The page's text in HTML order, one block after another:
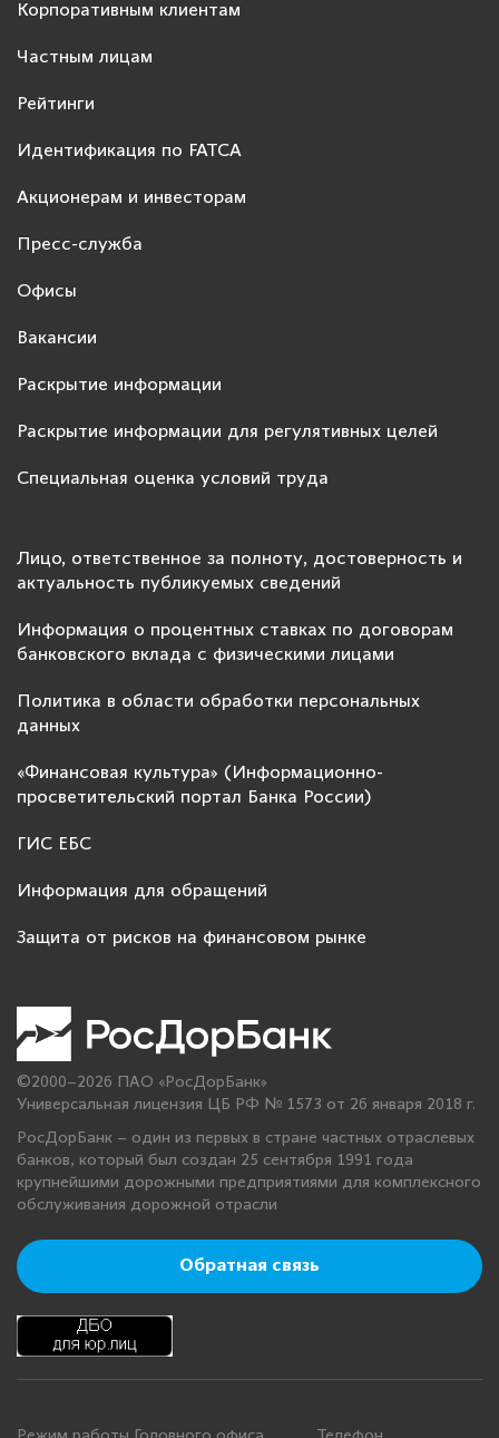
Корпоративным клиентам
Частным лицам
Рейтинги
Идентификация по FATCA
Акционерам и инвесторам
Пресс-служба
Офисы
Вакансии
Раскрытие информации
Раскрытие информации для регулятивных целей
Специальная оценка условий труда
Лицо, ответственное за полноту, достоверность и
актуальность публикуемых сведений
Информация о процентных ставках по договорам
банковского вклада с физическими лицами
Политика в области обработки персональных
данных
«Финансовая культура» (Информационно-
просветительский портал Банка России)
ГИС ЕБС
Информация для обращений
Защита от рисков на финансовом рынке
©2000–2026 ПАО «РосДорБанк»
Универсальная лицензия ЦБ РФ № 1573 от 26 января 2018 г.
РосДорБанк – один из первых в стране частных отраслевых
банков, который был создан 25 сентября 1991 года
крупнейшими дорожными предприятиями для комплексного
обслуживания дорожной отрасли
Обратная связь